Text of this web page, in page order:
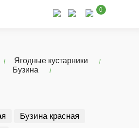
0
Ягодные кустарники
Бузина
Бузина красная